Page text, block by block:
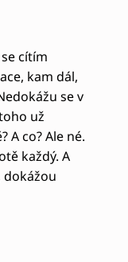
cítím
kam dál,
se v
už
A co? Ale né.
každý. A
dokážou